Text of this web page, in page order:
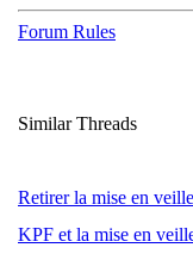
Forum Rules
Similar Threads
Retirer la mise en veille
KPF et la mise en